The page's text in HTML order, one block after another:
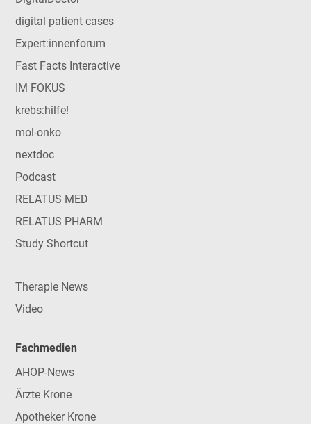
digital patient cases
Expert:innenforum
Fast Facts Interactive
IM FOKUS
krebs:hilfe!
mol-onko
nextdoc
Podcast
RELATUS MED
RELATUS PHARM
Study Shortcut
Therapie News
Video
Fachmedien
AHOP-News
Ärzte Krone
Apotheker Krone